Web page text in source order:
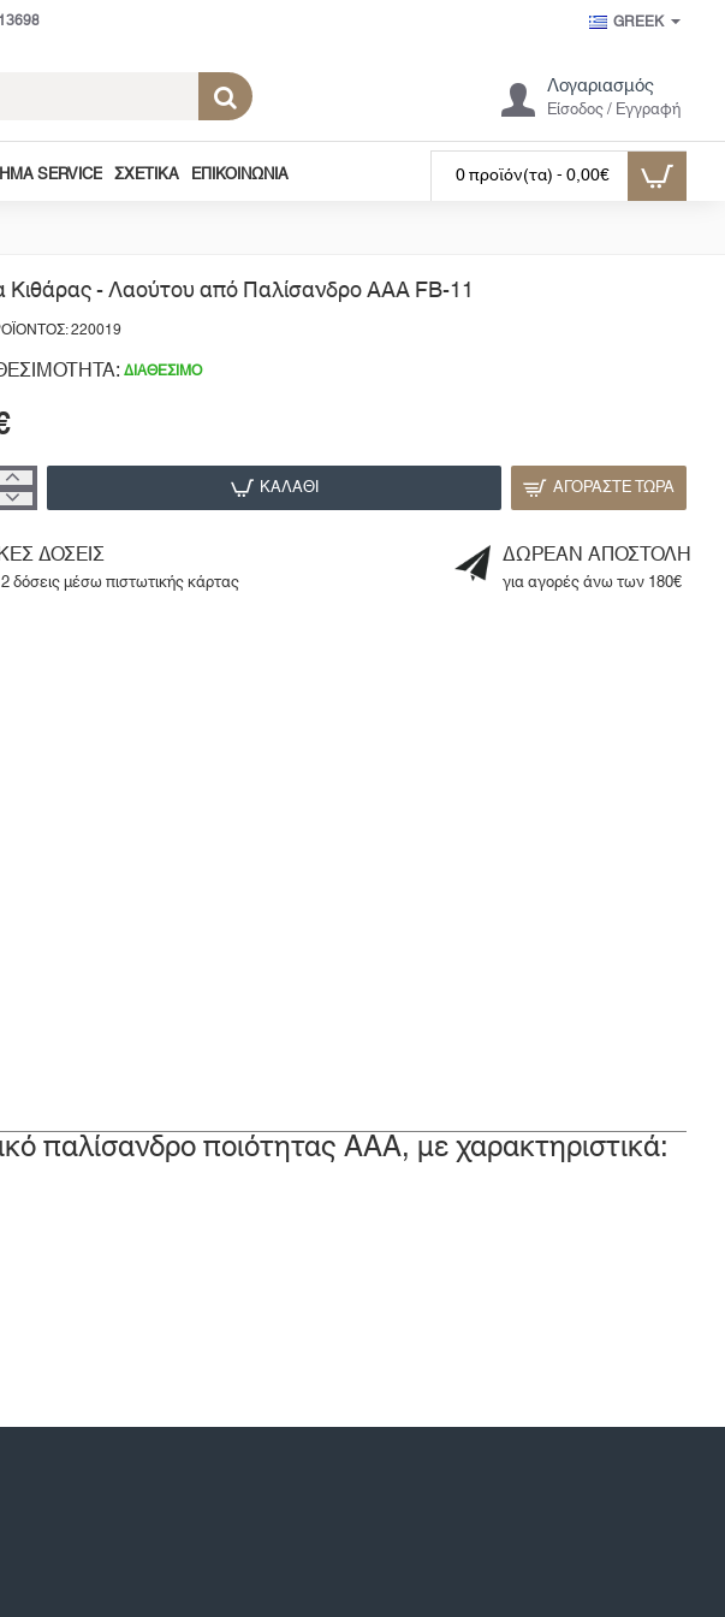
GREEK
Λογαριασμός
Είσοδος / Εγγραφή
SERVICE ΣΧΕΤΙΚΆ ΕΠΙΚΟΙΝΩΝΊΑ 0 προϊόν(τα) - 0,00€
Κιθάρας - Λαούτου από Παλίσανδρο ΑΑΑ FB-11
220019
ΔΙΑΘΈΣΙΜΟ
ΚΑΛΆΘΙ ΑΓΟΡΆΣΤΕ ΤΏΡΑ
ΔΟΣΕΙΣ
δόσεις μέσω πιστωτικής κάρτας
ΔΩΡΕΑΝ ΑΠΟΣΤΟΛΗ
για αγορές άνω των 180€
παλίσανδρο ποιότητας ΑΑΑ, με χαρακτηριστικά: